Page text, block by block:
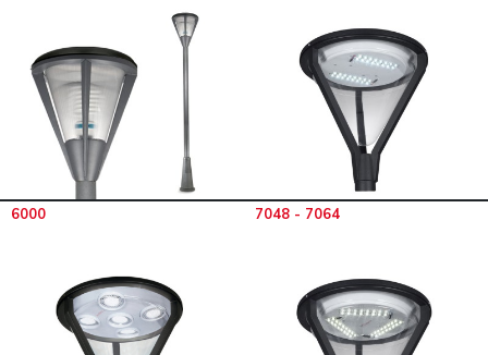
6000 7048 - 7064